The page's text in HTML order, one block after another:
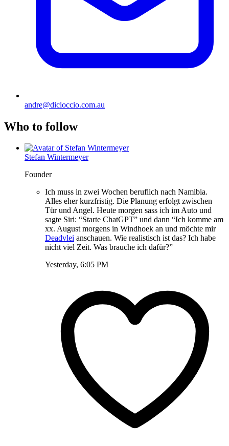
andre@dicioccio.com.au
Who to follow
Stefan Wintermeyer
Founder
Ich muss in zwei Wochen beruflich nach Namibia.
Alles eher kurzfristig. Die Planung erfolgt zwischen
Tür und Angel. Heute morgen sass ich im Auto und
sagte Siri: “Starte ChatGPT” und dann “Ich komme am
xx. August morgens in Windhoek an und möchte mir
Deadvlei anschauen. Wie realistisch ist das? Ich habe
nicht viel Zeit. Was brauche ich dafür?”
Yesterday, 6:05 PM